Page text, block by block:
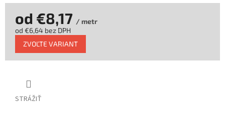
STRÁŽIŤ
od €8,17 / metr
od €6,64 bez DPH
Jednotková
cena:
ZVOĽTE VARIANT